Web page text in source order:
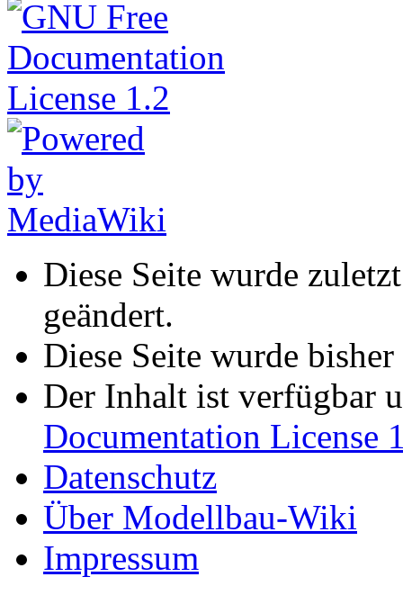
Diese Seite wurde
geändert.
Diese Seite wurde
Der Inhalt ist verfügbar
Documentation License
Datenschutz
Über Modellbau-Wiki
Impressum